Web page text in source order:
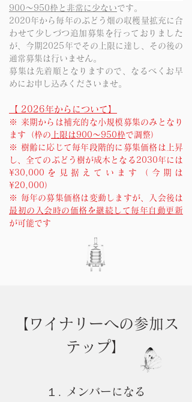
900〜950枠と非常に少ないです。
2020年から毎年のぶどう畑の収穫量拡充に合
わせて少しづつ追加募集を行っておりました
が、今期 2025年でその上限に達し、その後の
通常募集は行いません。
募集は先着順となりますので、なるべくお早
めにお申し込みくださいませ。
【 2026年からについて】
※ 来期からは補充的な小規模募集のみとなり
ます（枠の 上限は900〜950枠で調整）
※ 樹齢に応じて毎年段階的に募集価格は上昇
し、全てのぶどう樹が成木となる2030年には
¥30,000を見据えています（今期は
¥20,000）
​※ 毎年の募集価格は変動しますが、入会後は
最初の入会時の価格を継続して毎年自動更新
が可能です
【ワイナリーへの参加ス
テップ】
１. メンバーになる